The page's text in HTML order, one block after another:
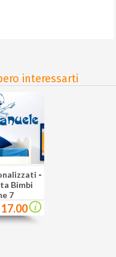
interessarti
-
Bimbi
7